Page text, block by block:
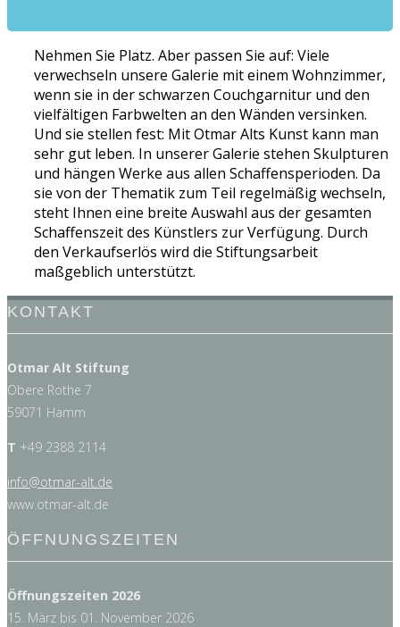
Nehmen Sie Platz. Aber passen Sie auf: Viele
verwechseln unsere Galerie mit einem Wohnzimmer,
wenn sie in der schwarzen Couchgarnitur und den
vielfältigen Farbwelten an den Wänden versinken.
Und sie stellen fest: Mit Otmar Alts Kunst kann man
sehr gut leben. In unserer Galerie stehen Skulpturen
und hängen Werke aus allen Schaffensperioden. Da
sie von der Thematik zum Teil regelmäßig wechseln,
steht Ihnen eine breite Auswahl aus der gesamten
Schaffenszeit des Künstlers zur Verfügung. Durch
den Verkaufserlös wird die Stiftungsarbeit
maßgeblich unterstützt.
KONTAKT
Otmar Alt Stiftung
Obere Rothe 7
59071 Hamm
T +49 2388 2114
info@otmar-alt.de
www.otmar-alt.de
ÖFFNUNGSZEITEN
Öffnungszeiten 2026
15. März bis 01. November 2026